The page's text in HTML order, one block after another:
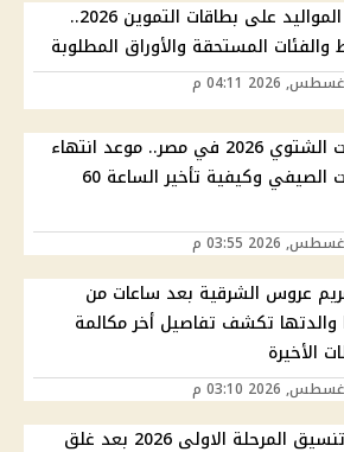
إضافة المواليد على بطاقات التموين 2026..
والفئات المستحقة والأوراق المطلوبة
التوقيت الشتوي 2026 في مصر.. موعد انتهاء
التوقيت الصيفي وكيفية تأخير الساعة 60
عروس الشرقية بعد ساعات من
والدتها تكشف تفاصيل أخر مكالمة
الأخيرة
نتيجة تنسيق المرحلة الاولى 2026 بعد غلق